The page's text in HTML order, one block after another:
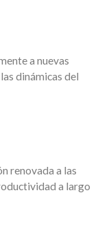
a nuevas
dinámicas del
renovada a las
a largo